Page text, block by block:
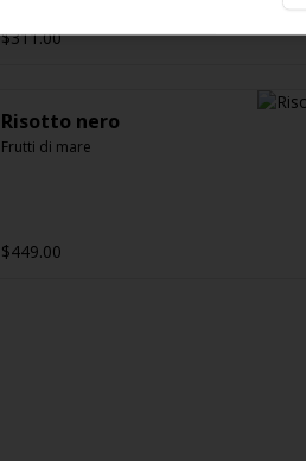
$311.00
Risotto nero
Frutti di mare
$449.00